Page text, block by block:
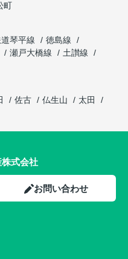
町
琴平線
徳島線
瀬戸大橋線
土讃線
佐古 仏生山
太田
式会社
お問い合わせ